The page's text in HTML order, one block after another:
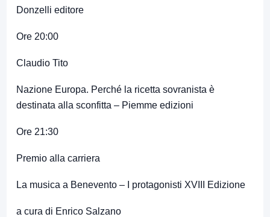
Donzelli editore
Ore 20:00
Claudio Tito
Nazione Europa. Perché la ricetta sovranista è
destinata alla sconfitta – Piemme edizioni
Ore 21:30
Premio alla carriera
La musica a Benevento – I protagonisti XVIII Edizione
a cura di Enrico Salzano